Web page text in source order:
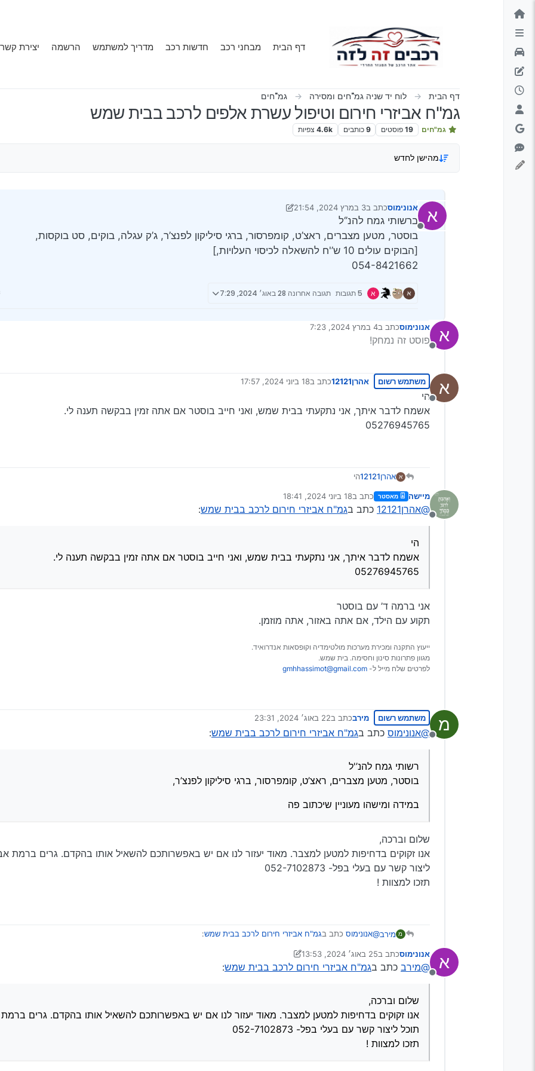
דילוג לתוכן
דף הבית מבחני רכב חדשות רכב מדריך למשתמש הרשמה יצירת קשר
דף הבית לוח יד שניה גמ"חים ומסירה גמ"חים
גמ"ח אביזרי חירום וטיפול עשרת אלפים לרכב בבית שמש
גמ"חים 19 פוסטים 9 כותבים 4.6k צפיות
מהישן לחדש
א
מנותק
אנונימוסכתב ב3 במרץ 2024, 21:54
נערך לאחרונה על ידי אנונימוס
ברשותי גמח להנ’‘ל
בוסטר, מטען מצברים, ראצ’ט, קומפרסור, ברגי סיליקון לפנצ’ר, ג’ק עגלה, בוקים, סט בוקסות,
[הבוקים עולים 10 ש’'ח להשאלה לכיסוי העלויות,]
054-8421662
א 5 תגובות תגובה אחרונה 28 באוג׳ 2024, 7:29
א
מנותק
אנונימוסכתב ב4 במרץ 2024, 7:23
נערך לאחרונה על ידי
פוסט זה נמחק!
א
מנותק
משתמש רשום אהרן12121 כתב ב18 ביוני 2024, 17:57
נערך לאחרונה על ידי
הי
אשמח לדבר איתך, אני נתקעתי בבית שמש, ואני חייב בוסטר אם אתה זמין בבקשה תענה לי.
05276945765
א אהרן12121
הי
05276945765
מנותק
מיישה מאסטר כתב ב18 ביוני 2024, 18:41
נערך לאחרונה על ידי
@אהרן12121 כתב בגמ"ח אביזרי חירום לרכב בבית שמש:
הי
אשמח לדבר איתך, אני נתקעתי בבית שמש, ואני חייב בוסטר אם אתה זמין בבקשה תענה לי.
05276945765
אני ברמה ד’ עם בוסטר
תקוע עם הילד, אם אתה באזור, אתה מוזמן.
ייעוץ התקנה ומכירת מערכות מולטימדיה וקופסאות אנדרואיד.
מגוון פתרונות סינון וחסימה. בית שמש.
לפרטים שלח מייל ל- gmhhassimot@gmail.com
מ
מנותק
משתמש רשום מירבכתב ב22 באוג׳ 2024, 23:31
נערך לאחרונה על ידי
@אנונימוס כתב בגמ"ח אביזרי חירום לרכב בבית שמש:
רשותי גמח להנ’'ל
בוסטר, מטען מצברים, ראצ’ט, קומפרסור, ברגי סיליקון לפנצ’ר,
במידה ומישהו מעוניין שיכתוב פה
שלום וברכה,
אנו זקוקים בדחיפות למטען למצבר. מאוד יעזור לנו אם יש באפשרותכם להשאיל אותו בהקדם. גרים
ליצור קשר עם בעלי בפל- 052-7102873
תזכו למצוות !
מ מירב@אנונימוס כתב בגמ"ח אביזרי חירום לרכב בבית שמש:
רשותי גמח להנ’'ל
אנו זקוקים בדחיפות למטען למצבר. מאוד יעזור לנו אם יש באפשרותכם להשאיל אותו בהקדם. גרים ברמת אברהם.
עם בעלי בפל- 052-7102873
תזכו למצוות !
א
מנותק
אנונימוסכתב ב25 באוג׳ 2024, 13:53
נערך לאחרונה על ידי Klonimoos
@מירב כתב בגמ"ח אביזרי חירום לרכב בבית שמש:
שלום וברכה,
אנו זקוקים בדחיפות למטען למצבר. מאוד יעזור לנו אם יש באפשרותכם להשאיל אותו בהקדם. גרים
תוכל ליצור קשר עם בעלי בפל- 052-7102873
תזכו למצוות !